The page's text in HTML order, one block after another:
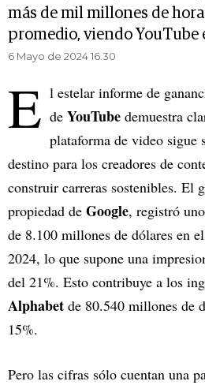
más de mil millones de
promedio, viendo YouTube
6 Mayo de 2024 16.30
E l estelar informe de
de YouTube demuestra
plataforma de video sigue
destino para los creadores de
construir carreras sostenibles. El
propiedad de Google, registró
de 8.100 millones de dólares en
2024, lo que supone una
del 21%. Esto contribuye a los
Alphabet de 80.540 millones de
15%.
Pero las cifras sólo cuentan una